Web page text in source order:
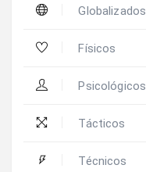
Globalizados
Físicos
Psicológicos
Tácticos
Técnicos